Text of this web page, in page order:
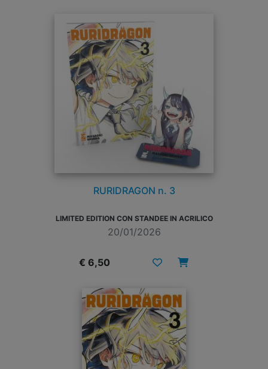
RURIDRAGON n. 3
LIMITED EDITION CON STANDEE IN ACRILICO
20/01/2026
€ 6,50